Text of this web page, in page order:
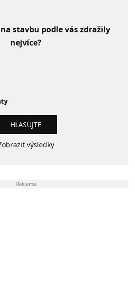
stavbu podle vás zdražily
nejvíce?
výsledky
Reklama